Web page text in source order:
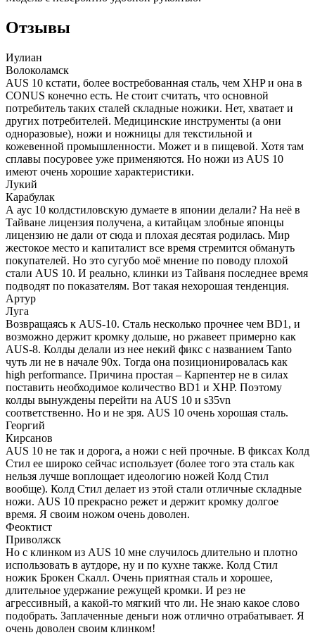
Отзывы
Иулиан
Волоколамск
AUS 10 кстати, более востребованная сталь, чем XHP и она в
CONUS конечно есть. Не стоит считать, что основной
потребитель таких сталей складные ножики. Нет, хватает и
других потребителей. Медицинские инструменты (а они
одноразовые), ножи и ножницы для текстильной и
кожевенной промышленности. Может и в пищевой. Хотя там
сплавы посуровее уже применяются. Но ножи из AUS 10
имеют очень хорошие характеристики.
Лукий
Карабулак
А аус 10 колдстиловскую думаете в японии делали? На неё в
Тайване лицензия получена, а китайцам злобные японцы
лицензию не дали от сюда и плохая десятая родилась. Мир
жестокое место и капиталист все время стремится обмануть
покупателей. Но это сугубо моё мнение по поводу плохой
стали AUS 10. И реально, клинки из Тайваня последнее время
подводят по показателям. Вот такая нехорошая тенденция.
Артур
Луга
Возвращаясь к AUS-10. Сталь несколько прочнее чем BD1, и
возможно держит кромку дольше, но ржавеет примерно как
AUS-8. Колды делали из нее некий фикс с названием Tanto
чуть ли не в начале 90х. Тогда она позиционировалась как
high performance. Причина простая – Карпентер не в силах
поставить необходимое количество BD1 и XHP. Поэтому
колды вынуждены перейти на AUS 10 и s35vn
соответственно. Но и не зря. AUS 10 очень хорошая сталь.
Георгий
Кирсанов
AUS 10 не так и дорога, а ножи с ней прочные. В фиксах Колд
Стил ее широко сейчас использует (более того эта сталь как
нельзя лучше воплощает идеологию ножей Колд Стил
вообще). Колд Стил делает из этой стали отличные складные
ножи. AUS 10 прекрасно режет и держит кромку долгое
время. Я своим ножом очень доволен.
Феоктист
Приволжск
Но с клинком из AUS 10 мне случилось длительно и плотно
использовать в аутдоре, ну и по кухне также. Колд Стил
ножик Брокен Скалл. Очень приятная сталь и хорошее,
длительное удержание режущей кромки. И рез не
агрессивный, а какой-то мягкий что ли. Не знаю какое слово
подобрать. Заплаченные деньги нож отлично отрабатывает. Я
очень доволен своим клинком!